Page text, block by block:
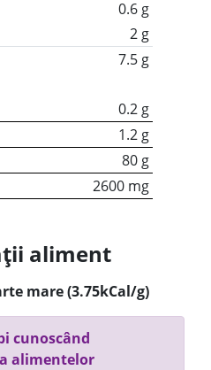
0.6 g
2 g
7.5 g
0.2 g
1.2 g
80 g
2600 mg
aliment
mare (3.75kCal/g)
cunoscând
alimentelor